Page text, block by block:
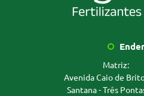
Matriz:
Avenida Caio de
Santana - Três